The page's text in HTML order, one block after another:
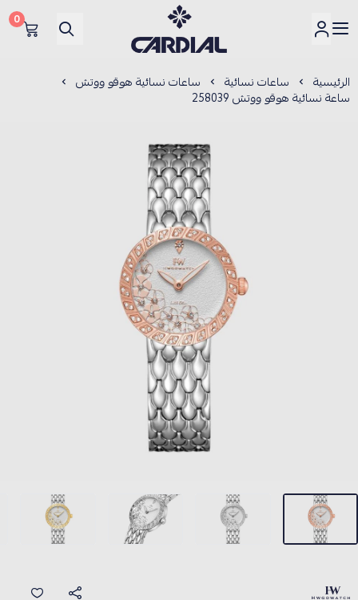
كارديــال
0
الرئيسية ساعات نسائية ساعات نسائية هوقو ووتش
ساعة نسائية هوقو ووتش 258039